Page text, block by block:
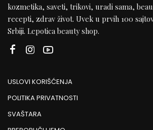
kozmetika, saveti, trikovi, uradi sama,
recepti, zdrav život. Uvek u prvih 100
Srbiji. Lepotica beauty shop.
USLOVI KORIŠĆENJA
POLITIKA PRIVATNOSTI
SVAŠTARA